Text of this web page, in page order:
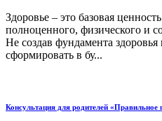
Здоровье – это базовая
полноценного, физического и
Не создав фундамента
сформировать в бу...
Консультация для родителей «Правильное